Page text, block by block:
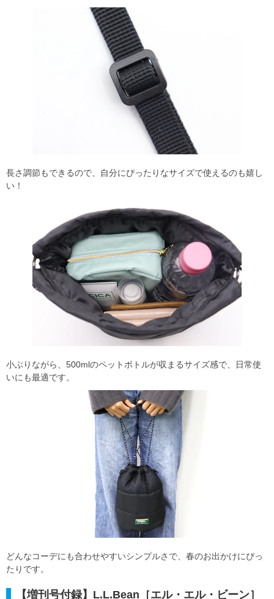
長さ調節もできるので、自分にぴったりなサイズで使えるのも嬉し
い！
小ぶりながら、500mlのペットボトルが収まるサイズ感で、日常使
いにも最適です。
どんなコーデにも合わせやすいシンプルさで、春のお出かけにぴっ
たりです。
【増刊号付録】L.L.Bean［エル・エル・ビーン］